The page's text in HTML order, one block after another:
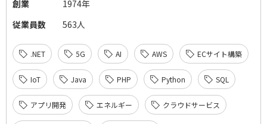
創業
1974年
従業員数
563人
.NET 5G AI AWS ECサイト構築
IoT Java PHP Python SQL
アプリ開発 エネルギー クラウドサービス